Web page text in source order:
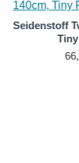
Seidenstoff